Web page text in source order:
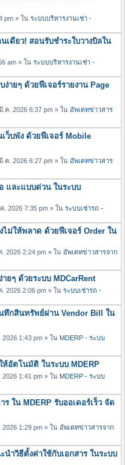
pm » ใน ระบบบริหารงานเช่า -
ดียว! สอนรับชำระใบวางบิลใน
am » ใน ระบบบริหารงานเช่า -
ายๆ ด้วยฟีเจอร์รายงาน Page
.ค. 2026 6:37 pm » ใน อัพเดทข่าวสาร
ว็บพัง ด้วยฟีเจอร์ Mobile
.ค. 2026 6:27 pm » ใน อัพเดทข่าวสาร
และแบบด่วน ในระบบ
. 2026 7:35 pm » ใน ระบบเช่ารถ -
ไม่ให้พลาด ด้วยฟีเจอร์ Order ใน
2026 2:24 pm » ใน อัพเดทข่าวสารจาก
ยๆ ด้วยระบบ MDCarRent
2026 2:06 pm » ใน ระบบเช่ารถ -
ทึกสินทรัพย์ผ่าน Vendor Bill ใน
1:43 pm » ใน MDERP - ระบบ
อัตโนมัติ ในระบบ MDERP
1:41 pm » ใน MDERP - ระบบ
ใน MDERP รับออเดอร์เร็ว จัด
1:29 pm » ใน อัพเดทข่าวสารจาก
ำวิธีตั้งค่าใช้กับเอกสาร ในระบบ